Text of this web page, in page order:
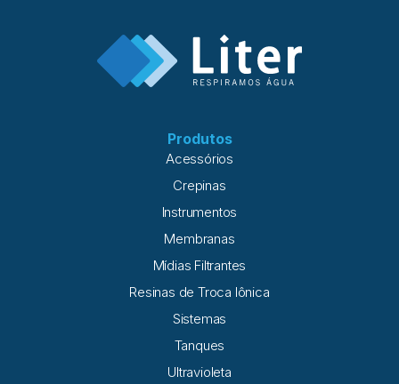
Produtos
Acessórios
Crepinas
Instrumentos
Membranas
Mídias Filtrantes
Resinas de Troca Iônica
Sistemas
Tanques
Ultravioleta